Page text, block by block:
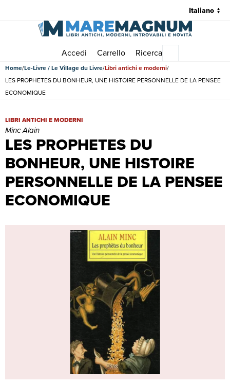
Accedi Carrello Ricerca
Home Le-Livre / Le Village du Livre Libri antichi e moderni
LES PROPHETES DU BONHEUR, UNE HISTOIRE PERSONNELLE DE LA PENSEE
ECONOMIQUE
LES PROPHETES DU
BONHEUR, UNE HISTOIRE
PERSONNELLE DE LA PENSEE
ECONOMIQUE
LES PROPHETES DU BONHEUR, UNE HISTOIRE
LIBRI ANTICHI E MODERNI
Minc Alain